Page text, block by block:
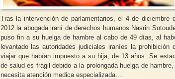
Tras la intervención de parlamentarios, el 4 de diciembre
2012 la abogada iraní de derechos humanos Nasrin
puso fin a su huelga de hambre al cabo de 49 días, al
levantado las autoridades judiciales iraníes la prohibición
viajar que habían impuesto a su hija, de 13 años. Se
de salud es frágil debido a la prolongada huelga de
necesita atención medica especializada....